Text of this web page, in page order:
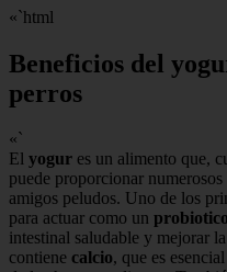
«`html
Beneficios del
perros
«`
El yogur es un alimento que,
puede proporcionar numerosos
amigos peludos. Uno de los
para actuar como un probiotico
intestinal saludable y mejorar la
contiene calcio, que es